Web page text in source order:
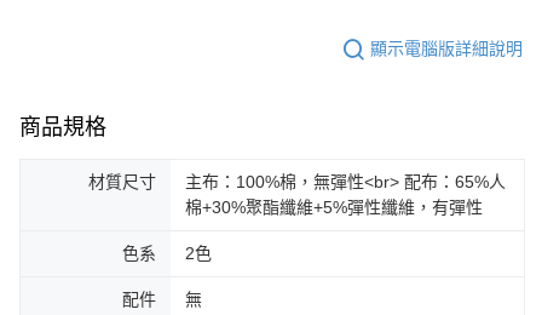
顯示電腦版詳細說明
商品規格
材質尺寸
主布：100%棉，無彈性<br> 配布：65%人
棉+30%聚酯纖維+5%彈性纖維，有彈性
色系 2色
配件 無